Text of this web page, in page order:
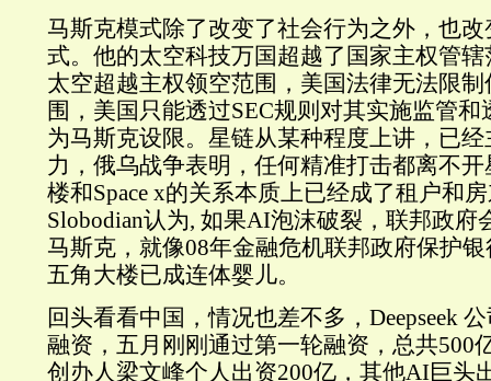
马斯克模式除了改变了社会行为之外，也
式。他的太空科技万国超越了国家主权管
太空超越主权领空范围，美国法律无法限
围，美国只能透过SEC规则对其实施监管
为马斯克设限。星链从某种程度上讲，已
力，俄乌战争表明，任何精准打击都离不
楼和Space x的关系本质上已经成了租户和
Slobodian认为, 如果AI泡沫破裂，联邦政府
马斯克，就像08年金融危机联邦政府保护银
五角大楼已成连体婴儿。
回头看看中国，情况也差不多，Deepseek
融资，五月刚刚通过第一轮融资，总共500
创办人梁文峰个人出资200亿，其他AI巨头